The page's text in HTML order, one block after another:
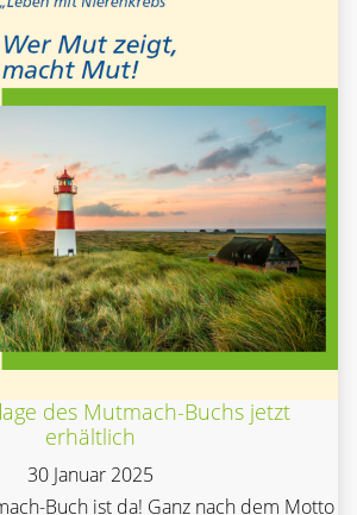
des Mutmach-Buchs jetzt
erhältlich
30 Januar 2025
Buch ist da! Ganz nach dem Motto